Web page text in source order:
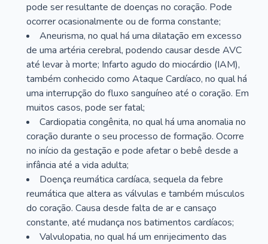
pode ser resultante de doenças no coração. Pode
ocorrer ocasionalmente ou de forma constante;
Aneurisma, no qual há uma dilatação em excesso
de uma artéria cerebral, podendo causar desde AVC
até levar à morte; Infarto agudo do miocárdio (IAM),
também conhecido como Ataque Cardíaco, no qual há
uma interrupção do fluxo sanguíneo até o coração. Em
muitos casos, pode ser fatal;
Cardiopatia congênita, no qual há uma anomalia no
coração durante o seu processo de formação. Ocorre
no início da gestação e pode afetar o bebê desde a
infância até a vida adulta;
Doença reumática cardíaca, sequela da febre
reumática que altera as válvulas e também músculos
do coração. Causa desde falta de ar e cansaço
constante, até mudança nos batimentos cardíacos;
Valvulopatia, no qual há um enrijecimento das